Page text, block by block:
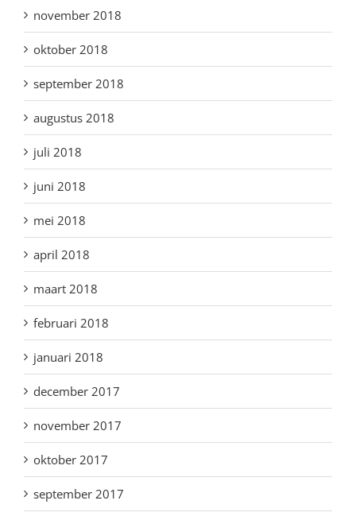
november 2018
oktober 2018
september 2018
augustus 2018
juli 2018
juni 2018
mei 2018
april 2018
maart 2018
februari 2018
januari 2018
december 2017
november 2017
oktober 2017
september 2017